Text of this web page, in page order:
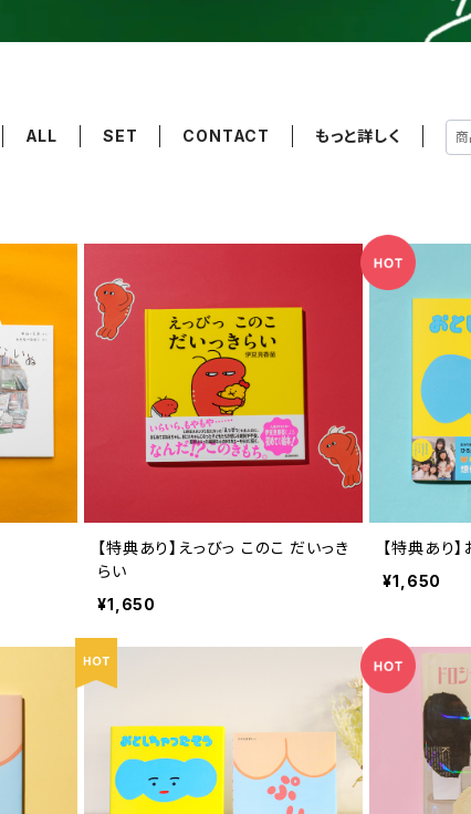
ALL SET CONTACT もっと詳しく
【特典あり】えっびっ このこ だいっき
らい
¥1,650
【特典あり
¥1,650